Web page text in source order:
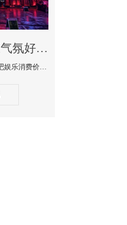
来安最火人气最旺气氛好的酒吧-奥斯卡酒吧消费价格口碑点评
本文详细为你解答奥斯卡酒吧娱乐消费价格点评，更多关于最火人气最旺气氛好的酒吧免费咨询150 99997335微信同步！